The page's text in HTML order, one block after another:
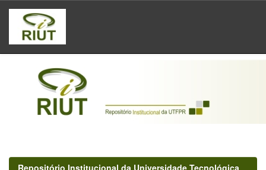
Skip
navigation
Repositório Institucional da Universidade Tecnológica